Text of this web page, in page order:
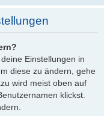
Einstellungen in
diese zu ändern, gehe
wird meist oben auf
klickst.